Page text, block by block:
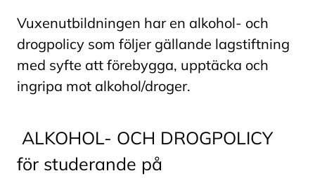
Vuxenutbildningen har en alkohol- och
drogpolicy som följer gällande lagstiftning
med syfte att förebygga, upptäcka och
ingripa mot alkohol/droger.
ALKOHOL- OCH DROGPOLICY
för studerande på